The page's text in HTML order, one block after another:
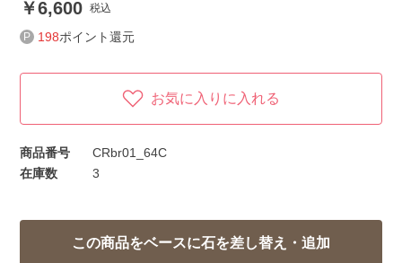
6,600 税込
198ポイント還元
お気に入りに入れる
商品番号
CRbr01_64C
在庫数
3